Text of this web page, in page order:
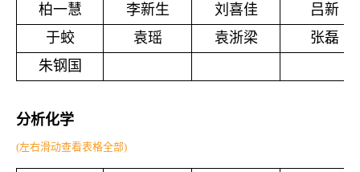
柏一慧 李新生 刘喜佳
吕新
于蛟
袁瑶 袁浙梁
张磊
朱钢国
分析化学
(左右滑动查看表格全部)